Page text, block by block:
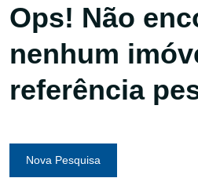
Ops! Não
nenhum
referência
Nova Pesquisa